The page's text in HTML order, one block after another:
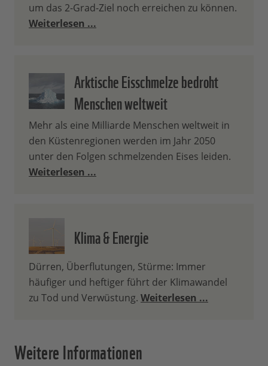
um das 2-Grad-Ziel noch erreichen zu können.
Weiterlesen ...
Arktische Eisschmelze bedroht
Menschen weltweit
Mehr als eine Milliarde Menschen weltweit in
den Küstenregionen werden im Jahr 2050
unter den Folgen schmelzenden Eises leiden.
Weiterlesen ...
Klima & Energie
Dürren, Überflutungen, Stürme: Immer
häufiger und heftiger führt der Klimawandel
zu Tod und Verwüstung. Weiterlesen ...
Weitere Informationen